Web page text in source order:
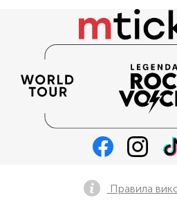
Правила